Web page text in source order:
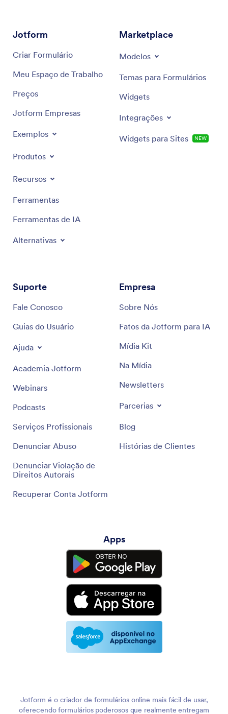
Jotform
Criar Formulário
Meu Espaço de Trabalho
Preços
Jotform Empresas
Exemplos
Produtos
Recursos
Ferramentas
Ferramentas de IA
Alternativas
Marketplace
Modelos
Temas para Formulários
Widgets
Integrações
Widgets para Sites NEW
Suporte
Fale Conosco
Guias do Usuário
Ajuda
Academia Jotform
Webinars
Podcasts
Serviços Profissionais
Denunciar Abuso
Denunciar Violação de
Direitos Autorais
Recuperar Conta Jotform
Empresa
Sobre Nós
Fatos da Jotform para IA
Mídia Kit
Na Mídia
Newsletters
Parcerias
Blog
Histórias de Clientes
Apps
Jotform é o criador de formulários online mais fácil de usar,
oferecendo formulários poderosos que realmente entregam